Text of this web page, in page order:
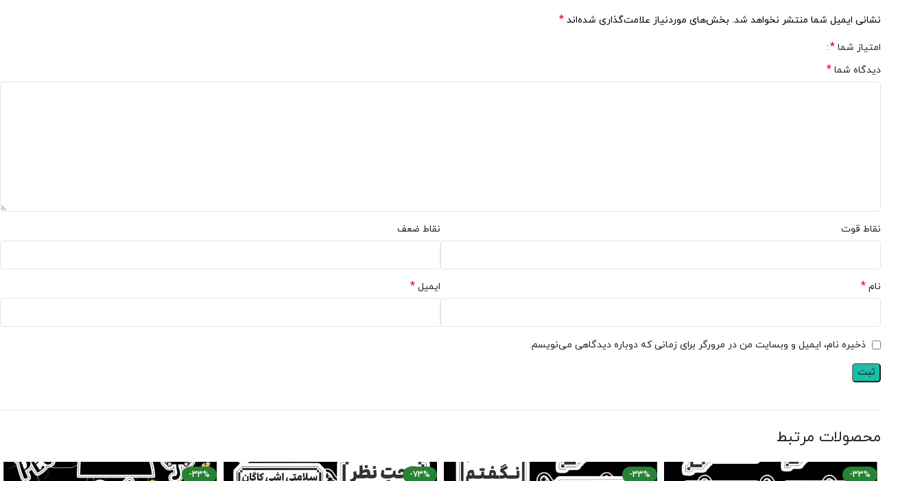
نشانی ایمیل شما منتشر نخواهد شد. بخش‌های موردنیاز علامت‌گذاری شده‌اند *
امتیاز شما *
دیدگاه شما *
نقاط قوت نقاط ضعف
نام * ایمیل *
ذخیره نام، ایمیل و وبسایت من در مرورگر برای زمانی که دوباره دیدگاهی می‌نویسم.
محصولات مرتبط
-33%
-33%
-73%
-33%